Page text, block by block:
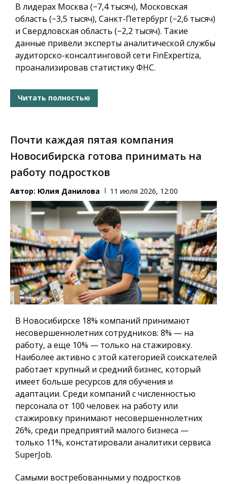
В лидерах Москва (−7,4 тысяч), Московская
область (−3,5 тысяч), Санкт-Петербург (−2,6 тысяч)
и Свердловская область (−2,2 тысяч). Такие
данные привели эксперты аналитической службы
аудиторско-консалтинговой сети FinExpertiza,
проанализировав статистику ФНС.
Читать полностью
Почти каждая пятая компания
Новосибирска готова принимать на
работу подростков
Автор: Юлия Данилова 11 июля 2026, 12:00
В Новосибирске 18% компаний принимают
несовершеннолетних сотрудников: 8% — на
работу, а еще 10% — только на стажировку.
Наиболее активно с этой категорией соискателей
работает крупный и средний бизнес, который
имеет больше ресурсов для обучения и
адаптации. Среди компаний с численностью
персонала от 100 человек на работу или
стажировку принимают несовершеннолетних
26%, среди предприятий малого бизнеса —
только 11%, констатировали аналитики сервиса
SuperJob.
Самыми востребованными у подростков